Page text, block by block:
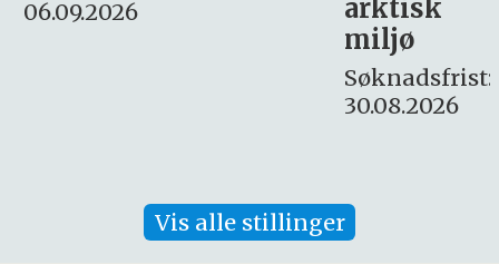
Søknadsfrist:
16. august.
Vis alle stillinger